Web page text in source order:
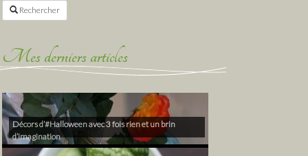
Rechercher
Mes derniers articles
Décors d’#Halloween avec 3 fois rien et un brin
d’imagination